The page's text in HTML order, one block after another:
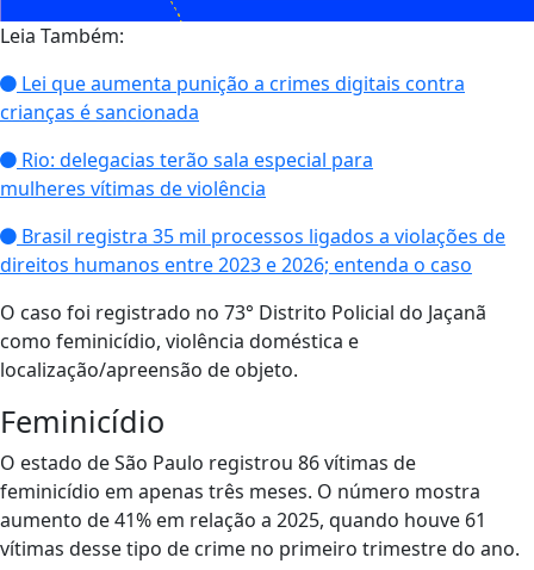
Leia Também:
Lei que aumenta punição a crimes digitais contra
crianças é sancionada
Rio: delegacias terão sala especial para
mulheres vítimas de violência
Brasil registra 35 mil processos ligados a violações de
direitos humanos entre 2023 e 2026; entenda o caso
O caso foi registrado no 73° Distrito Policial do Jaçanã
como feminicídio, violência doméstica e
localização/apreensão de objeto.
Feminicídio
O estado de São Paulo registrou 86 vítimas de
feminicídio em apenas três meses. O número mostra
aumento de 41% em relação a 2025, quando houve 61
vítimas desse tipo de crime no primeiro trimestre do ano.